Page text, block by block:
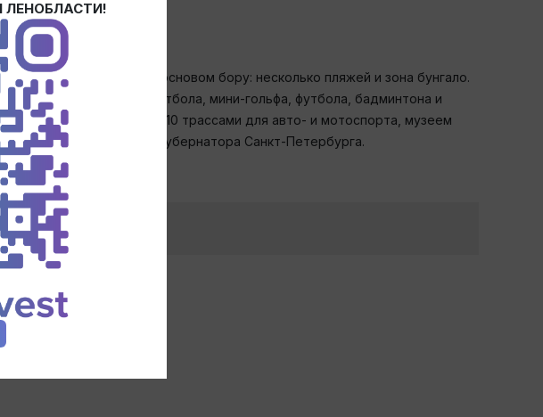
Развлечений в сосновом бору: несколько пляжей и зона бунгало.
для волейбола, баскетбола, мини-гольфа, футбола, бадминтона и
«Игора Драйв» с 10 трассами для авто- и мотоспорта, музеем
области и Кубка губернатора Санкт-Петербурга.
ЛЕНОБЛАСТИ!